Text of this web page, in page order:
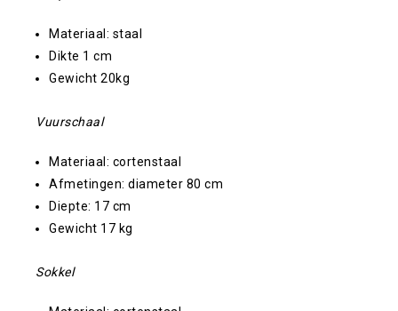
Materiaal: staal
Dikte 1 cm
Gewicht 20kg
Vuurschaal
Materiaal: cortenstaal
Afmetingen: diameter 80 cm
Diepte: 17 cm
Gewicht 17 kg
Sokkel